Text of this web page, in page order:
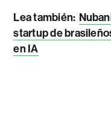
Lea también:
startup de
en IA